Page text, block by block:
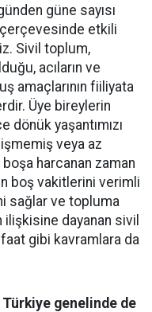
güne sayısı
çerçevesinde etkili
Sivil toplum,
acıların ve
amaçlarının fiiliyata
Üye bireylerin
dönük yaşantımızı
veya az
harcanan zaman
boş vakitlerini verimli
sağlar ve topluma
ilişkisine dayanan sivil
gibi kavramlara da
genelinde de